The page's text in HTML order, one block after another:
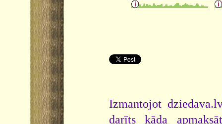
Izmantojot
darīts kāda